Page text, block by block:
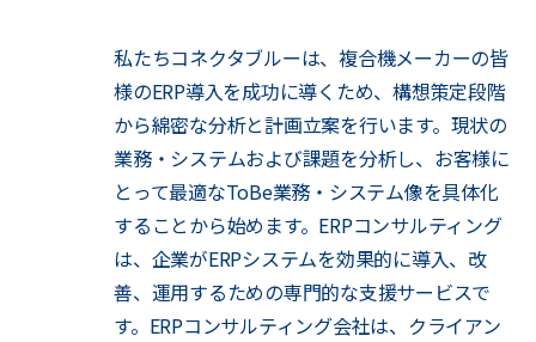
私たちコネクタブルーは、複合機メーカーの皆
様のERP導入を成功に導くため、構想策定段階
から綿密な分析と計画立案を行います。現状の
業務・システムおよび課題を分析し、お客様に
とって最適なToBe業務・システム像を具体化
することから始めます。ERPコンサルティング
は、企業がERPシステムを効果的に導入、改
善、運用するための専門的な支援サービスで
す。ERPコンサルティング会社は、クライアン